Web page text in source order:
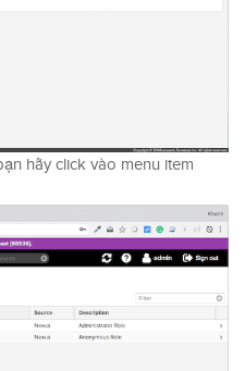
hãy click vào menu item